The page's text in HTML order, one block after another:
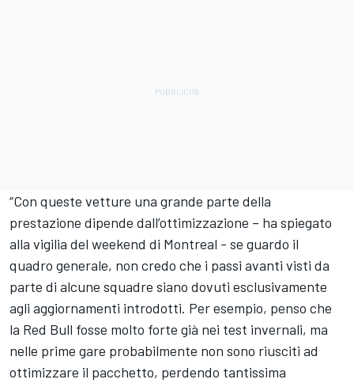
“Con queste vetture una grande parte della
prestazione dipende dall’ottimizzazione – ha spiegato
alla vigilia del weekend di Montreal - se guardo il
quadro generale, non credo che i passi avanti visti da
parte di alcune squadre siano dovuti esclusivamente
agli aggiornamenti introdotti. Per esempio, penso che
la Red Bull fosse molto forte già nei test invernali, ma
nelle prime gare probabilmente non sono riusciti ad
ottimizzare il pacchetto, perdendo tantissima